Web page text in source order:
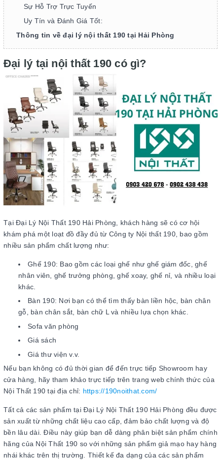
Sự Hỗ Trợ Trực Tuyến
Uy Tín và Đánh Giá Tốt:
Thông tin về đại lý nội thất 190 tại Hải Phòng
Đại lý tại nội thất 190 có gì?
Tại Đại Lý Nội Thất 190 Hải Phòng, khách hàng sẽ có cơ hội
khám phá một loạt đồ đầy đủ từ Công ty Nội thất 190, bao gồm
nhiều sản phẩm chất lượng như:
Ghế 190: Bao gồm các loại ghế như ghế giám đốc, ghế
nhân viên, ghế trưởng phòng, ghế xoay, ghế nỉ, và nhiều loại
khác.
Bàn 190: Nơi bạn có thể tìm thấy bàn liền hộc, bàn chân
gỗ, bàn chân sắt, bàn chữ L và nhiều lựa chọn khác.
Sofa văn phòng
Giá sách
Giá thư viện v.v.
Nếu bạn không có đủ thời gian để đến trực tiếp Showroom hay
cửa hàng, hãy tham khảo trực tiếp trên trang web chính thức của
Nội Thất 190 tại địa chỉ: https://190noithat.com/
Tất cả các sản phẩm tại Đại Lý Nội Thất 190 Hải Phòng đều được
sản xuất từ những chất liệu cao cấp, đảm bảo chất lượng và độ
bền lâu dài. Điều này giúp bạn dễ dàng phân biệt sản phẩm chính
hãng của Nội Thất 190 so với những sản phẩm giả mạo hay hàng
nhái khác trên thị trường. Thiết kế đa dạng của các sản phẩm